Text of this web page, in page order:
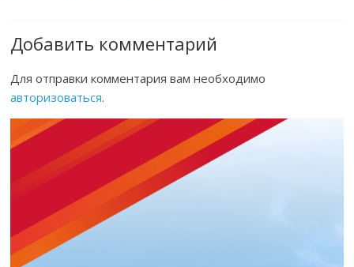
Добавить комментарий
Для отправки комментария вам необходимо
авторизоваться.